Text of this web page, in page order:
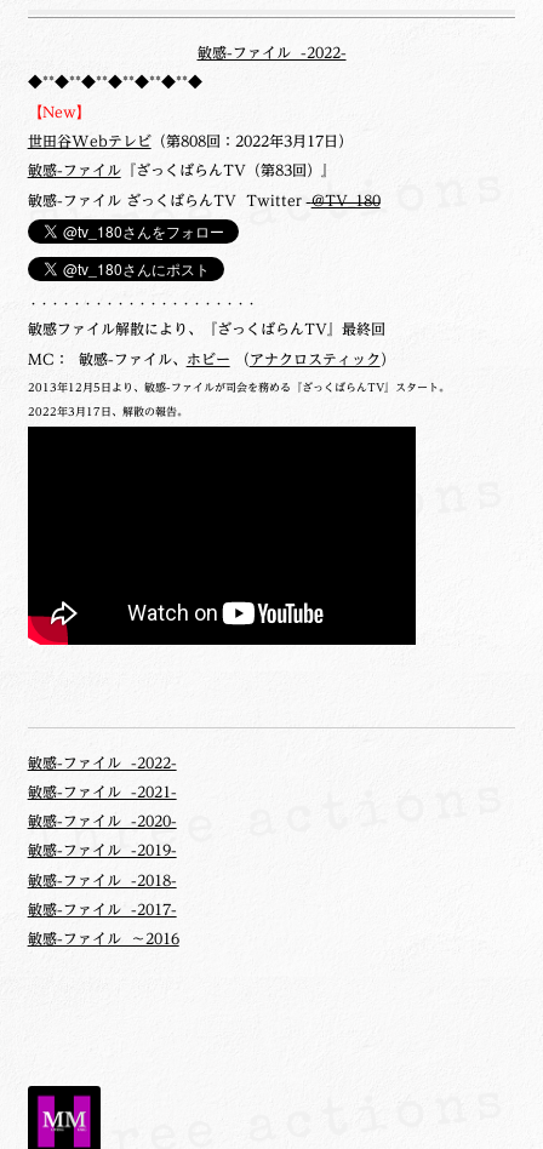
敏感-ファイル -2022-
◆**◆**◆**◆**◆**◆**◆
【New】
世田谷Webテレビ（第808回：2022年3月17日）
敏感-ファイル『ざっくばらんTV（第83回）』
敏感-ファイル ざっくばらんTV Twitter @TV_180
・・・・・・・・・・・・・・・・・・・・・
敏感ファイル解散により、『ざっくばらんTV』最終回
MC： 敏感-ファイル、 ホビー （ アナクロスティック ）
2013年12月5日より、敏感-ファイルが司会を務める『ざっくばらんTV』スタート。
2022年3月17日、解散の報告。
敏感-ファイル -2022-
敏感-ファイル -2021-
敏感-ファイル -2020-
敏感-ファイル -2019-
敏感-ファイル -2018-
敏感-ファイル -2017-
敏感-ファイル ～2016